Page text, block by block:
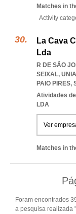
Matches in
Activity
La Cava
Lda
R DE SÃO
SEIXAL,
PAIO PIRES,
Atividades
LDA
Ver
Matches in
Foram encontrados
a pesquisa realizada